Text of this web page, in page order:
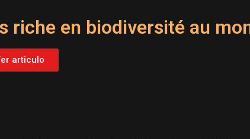
riche en biodiversité au
articulo